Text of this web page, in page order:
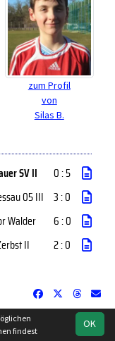
zum Profil
von
Silas B.
SV II
0 : 5
05 III 3 : 0
Walder
6 : 0
II 2 : 0
OK
findest